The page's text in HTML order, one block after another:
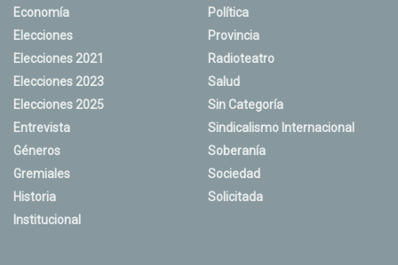
Economía
Elecciones
Elecciones 2021
Elecciones 2023
Elecciones 2025
Entrevista
Géneros
Gremiales
Historia
Institucional
Política
Provincia
Radioteatro
Salud
Sin Categoría
Sindicalismo Internacional
Soberanía
Sociedad
Solicitada